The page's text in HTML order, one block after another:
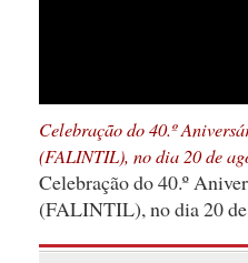
Celebração do 40.º
(FALINTIL), no dia 20 de
Celebração do 40.º
(FALINTIL), no dia 20